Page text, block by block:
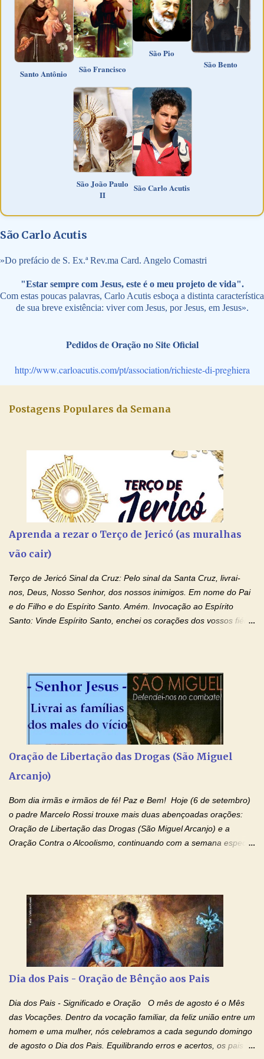
Santo Antônio São Francisco
São Pio
São Bento
São João Paulo
II
São Carlo Acutis
São Carlo Acutis
»Do prefácio de S. Ex.ª Rev.ma Card. Angelo Comastri
"Estar sempre com Jesus, este é o meu projeto de vida".
Com estas poucas palavras, Carlo Acutis esboça a distinta característica
de sua breve existência: viver com Jesus, por Jesus, em Jesus».
Pedidos de Oração no Site Oficial
http://www.carloacutis.com/pt/association/richieste-di-preghiera
Postagens Populares da Semana
Aprenda a rezar o Terço de Jericó (as muralhas
vão cair)
Terço de Jericó Sinal da Cruz: Pelo sinal da Santa Cruz, livrai-
nos, Deus, Nosso Senhor, dos nossos inimigos. Em nome do Pai
e do Filho e do Espírito Santo. Amém. Invocação ao Espírito
Santo: Vinde Espírito Santo, enchei os corações dos vossos fiéis
Santo, fazei que apreciemos retamente todas as coisas segundo
o mesmo Espírito e gozemos sempre da sua consolação. Por
Cristo, Senhor Nosso. Amém. Creio: Creio em Deus Pai Todo-
Poderoso, Criador do céu e da terra; e em Jesus Cristo, seu
único Filho, nosso Senhor; que foi concebido pelo poder do Espí­
foi crucificado, morto e sepultado. Desceu à mansão dos mortos;
ressuscitou ao terceiro dia; subiu aos céus, está sentado à direita
Oração de Libertação das Drogas (São Miguel
Arcanjo)
Bom dia irmãs e irmãos de fé! Paz e Bem! Hoje (6 de setembro)
o padre Marcelo Rossi trouxe mais duas abençoadas orações:
Oração de Libertação das Drogas (São Miguel Arcanjo) e a
Oração Contra o Alcoolismo, continuando com a semana especial
Ágape de nosso Pai Santo - Jesus - te curar, deixe nossa
Mãezinha do Céu - Maria - te proteger com Seu divino manto.
Não desista, Jesus irá curar todas suas feridas, Creia! Adriana-
Devoção e Fé Oração de Libertação das Drogas (São Miguel
Arcanjo) "Senhor, Pai Eterno, em Nome de Teu Filho Jesus,
se encontram encarcerados em um vício, escravos de alguma
droga. Senhor, Pai Poderoso e cheio de Misericórdia, na
autoridade do Nome de Jesus libertai da escravidão do vício das
drogas, c...
Dia dos Pais - Oração de Bênção aos Pais
Dia dos Pais - Significado e Oração O mês de agosto é o Mês
das Vocações. Dentro da vocação familiar, da feliz união entre um
homem e uma mulher, nós celebramos a cada segundo domingo
de agosto o Dia dos Pais. Equilibrando erros e acertos, os pais